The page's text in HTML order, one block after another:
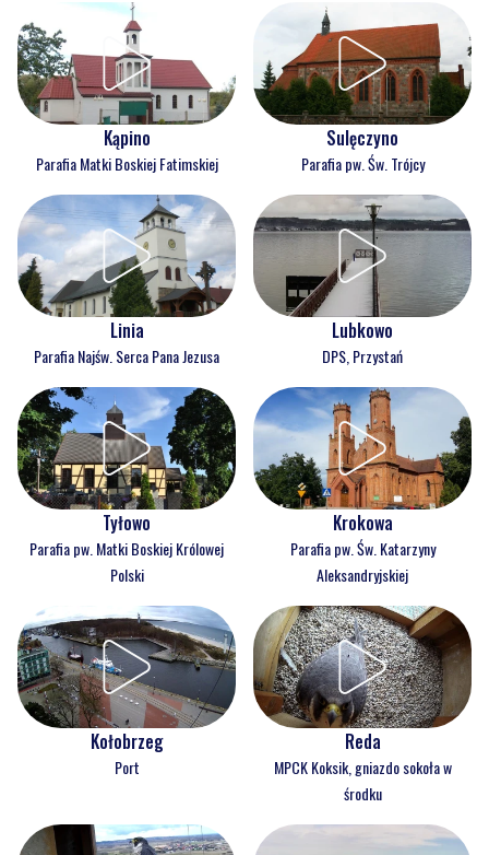
Kąpino
Parafia Matki Boskiej Fatimskiej
Sulęczyno
Parafia pw. Św. Trójcy
Linia
Parafia Najśw. Serca Pana Jezusa
Lubkowo
DPS, Przystań
Tyłowo
Parafia pw. Matki Boskiej Królowej
Polski
Krokowa
Parafia pw. Św. Katarzyny
Aleksandryjskiej
Kołobrzeg
Port
Reda
MPCK Koksik, gniazdo sokoła w
środku